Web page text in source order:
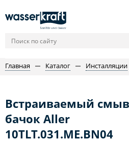
Главная Каталог Инсталляции
Встраиваемый
бачок Aller
10TLT.031.ME.BN04